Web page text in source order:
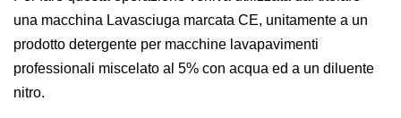
Per fare questa operazione veniva utilizzata dal titolare
una macchina Lavasciuga marcata CE, unitamente a un
prodotto detergente per macchine lavapavimenti
professionali miscelato al 5% con acqua ed a un diluente